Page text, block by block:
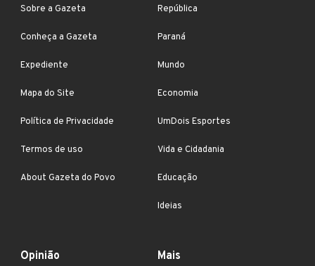
Sobre a Gazeta
Conheça a Gazeta
Expediente
Mapa do Site
Política de Privacidade
Termos de uso
About Gazeta do Povo
República
Paraná
Mundo
Economia
UmDois Esportes
Vida e Cidadania
Educação
Ideias
Opinião Mais